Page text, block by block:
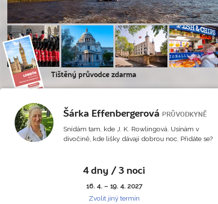
Tištěný průvodce zdarma
Šárka Effenbergerová PRŮVODKYNĚ
Snídám tam, kde J. K. Rowlingová. Usínám v
divočině, kde lišky dávají dobrou noc. Přidáte se?
4 dny / 3 noci
16. 4. – 19. 4. 2027
Zvolit jiný termín